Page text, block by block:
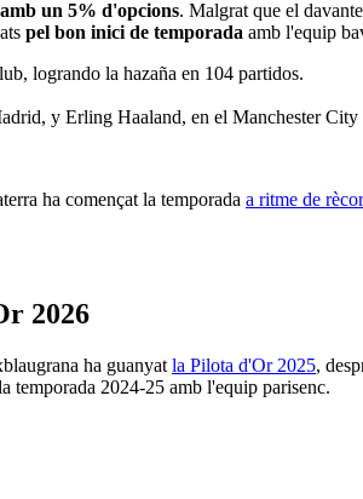
un 5% d'opcions. Malgrat que el
pel bon inici de temporada amb l'equip
logrando la hazaña en 104 partidos.
y Erling Haaland, en el Manchester City
ha començat la temporada a ritme de
2026
ha guanyat la Pilota d'Or 2025,
temporada 2024-25 amb l'equip parisenc.